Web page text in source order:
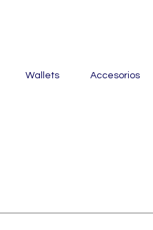
Wallets Accesorios